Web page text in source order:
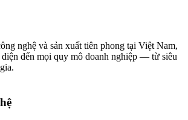
nghệ và sản xuất tiên phong tại Việt Nam,
diện đến mọi quy mô doanh nghiệp — từ siêu